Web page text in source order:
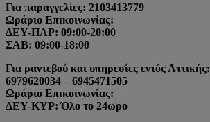
Για παραγγελίες: 2103413779
Ωράριο Επικοινωνίας:
ΔΕΥ-ΠΑΡ: 09:00-20:00
ΣΑΒ: 09:00-18:00
Για ραντεβού και υπηρεσίες εντός Αττικής:
6979620034 – 6945471505
Ωράριο Επικοινωνίας:
ΔΕΥ-ΚΥΡ: Όλο το 24ωρο